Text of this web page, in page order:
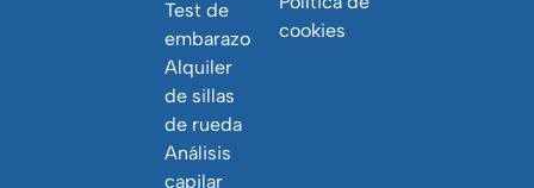
Test de
embarazo
Alquiler
de sillas
de rueda
Análisis
capilar
cookies